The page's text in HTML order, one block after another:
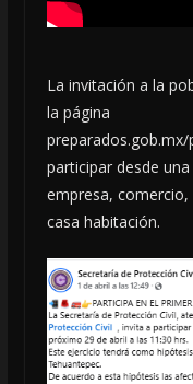
La invitación a la
la página
participar desde
empresa,
casa habitación.